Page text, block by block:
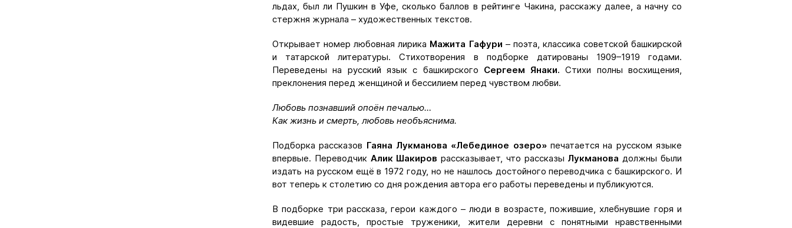
льдах, был ли Пушкин в Уфе, сколько баллов в рейтинге Чакина, расскажу далее, а начну со
стержня журнала – художественных текстов.
Открывает номер любовная лирика Мажита Гафури – поэта, классика советской башкирской
и татарской литературы. Стихотворения в подборке датированы 1909–1919 годами.
Переведены на русский язык с башкирского Сергеем Янаки.Стихи полны восхищения,
преклонения перед женщиной и бессилием перед чувством любви.
Любовь познавший опоён печалью…
Как жизнь и смерть, любовь необъяснима.
Подборка рассказов Гаяна Лукманова «Лебединое озеро»печатается на русском языке
впервые. Переводчик Алик Шакиров рассказывает, что рассказы Лукманова должны были
издать на русском ещё в 1972 году, но не нашлось достойного переводчика с башкирского. И
вот теперь к столетию со дня рождения автора его работы переведены и публикуются.
В подборке три рассказа, герои каждого – люди в возрасте, пожившие, хлебнувшие горя и
видевшие радость, простые труженики, жители деревни с понятными нравственными